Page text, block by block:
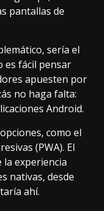
pantallas de
sería el
es fácil pensar
apuesten por
no haga falta:
Android.
como el
(PWA). El
la experiencia
nativas, desde
ahí.